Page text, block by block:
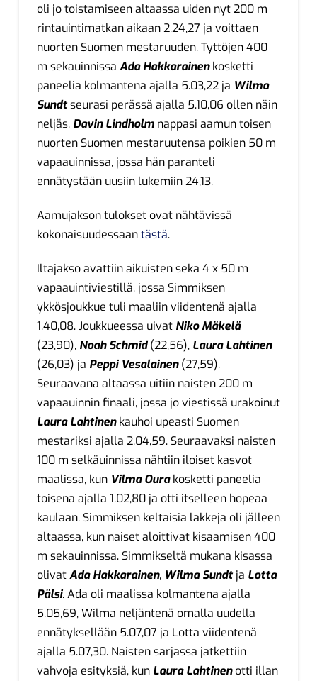
oli jo toistamiseen altaassa uiden nyt 200 m
rintauintimatkan aikaan 2.24,27 ja voittaen
nuorten Suomen mestaruuden. Tyttöjen 400
m sekauinnissa Ada Hakkarainenkosketti
paneelia kolmantena ajalla 5.03,22 ja Wilma
Sundtseurasi perässä ajalla 5.10,06 ollen näin
neljäs. Davin Lindholmnappasi aamun toisen
nuorten Suomen mestaruutensa poikien 50 m
vapaauinnissa, jossa hän paranteli
ennätystään uusiin lukemiin 24,13.
Aamujakson tulokset ovat nähtävissä
kokonaisuudessaantästä.
Iltajakso avattiin aikuisten seka 4 x 50 m
vapaauintiviestillä, jossa Simmiksen
ykkösjoukkue tuli maaliin viidentenä ajalla
1.40,08. Joukkueessa uivat Niko Mäkelä
(23,90), Noah Schmid(22,56), Laura Lahtinen
(26,03) ja Peppi Vesalainen(27,59).
Seuraavana altaassa uitiin naisten 200 m
vapaauinnin finaali, jossa jo viestissä urakoinut
Laura Lahtinenkauhoi upeasti Suomen
mestariksi ajalla 2.04,59. Seuraavaksi naisten
100 m selkäuinnissa nähtiin iloiset kasvot
maalissa, kun Vilma Ourakosketti paneelia
toisena ajalla 1.02,80 ja otti itselleen hopeaa
kaulaan. Simmiksen keltaisia lakkeja oli jälleen
altaassa, kun naiset aloittivat kisaamisen 400
m sekauinnissa. Simmikseltä mukana kisassa
olivatAda Hakkarainen, Wilma Sundtja Lotta
Pälsi. Ada oli maalissa kolmantena ajalla
5.05,69, Wilma neljäntenä omalla uudella
ennätyksellään 5.07,07 ja Lotta viidentenä
ajalla 5.07,30. Naisten sarjassa jatkettiin
vahvoja esityksiä, kun Laura Lahtinenotti illan